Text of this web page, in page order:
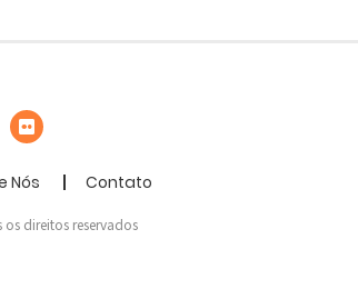
Nós Contato
direitos reservados